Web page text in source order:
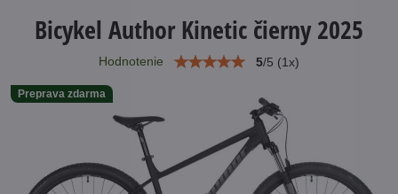
Preprava zdarma
Bicykel Author Kinetic čierny 2025
Hodnotenie 5/5 (1x)